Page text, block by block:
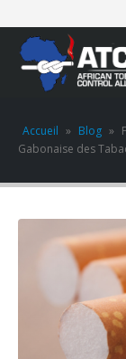
Accueil » Blog »
Gabonaise des